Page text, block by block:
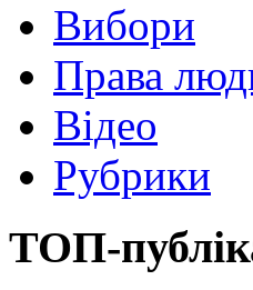
Вибори
Права
Відео
Рубрики
ТОП-